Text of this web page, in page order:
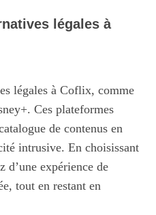
légales à
légales à Coflix, comme
Ces plateformes
de contenus en
intrusive. En choisissant
d’une expérience de
tout en restant en